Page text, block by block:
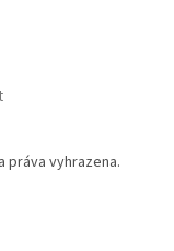
práva vyhrazena.